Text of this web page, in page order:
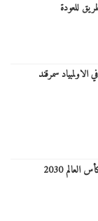
للعودة
سمرقند
2030